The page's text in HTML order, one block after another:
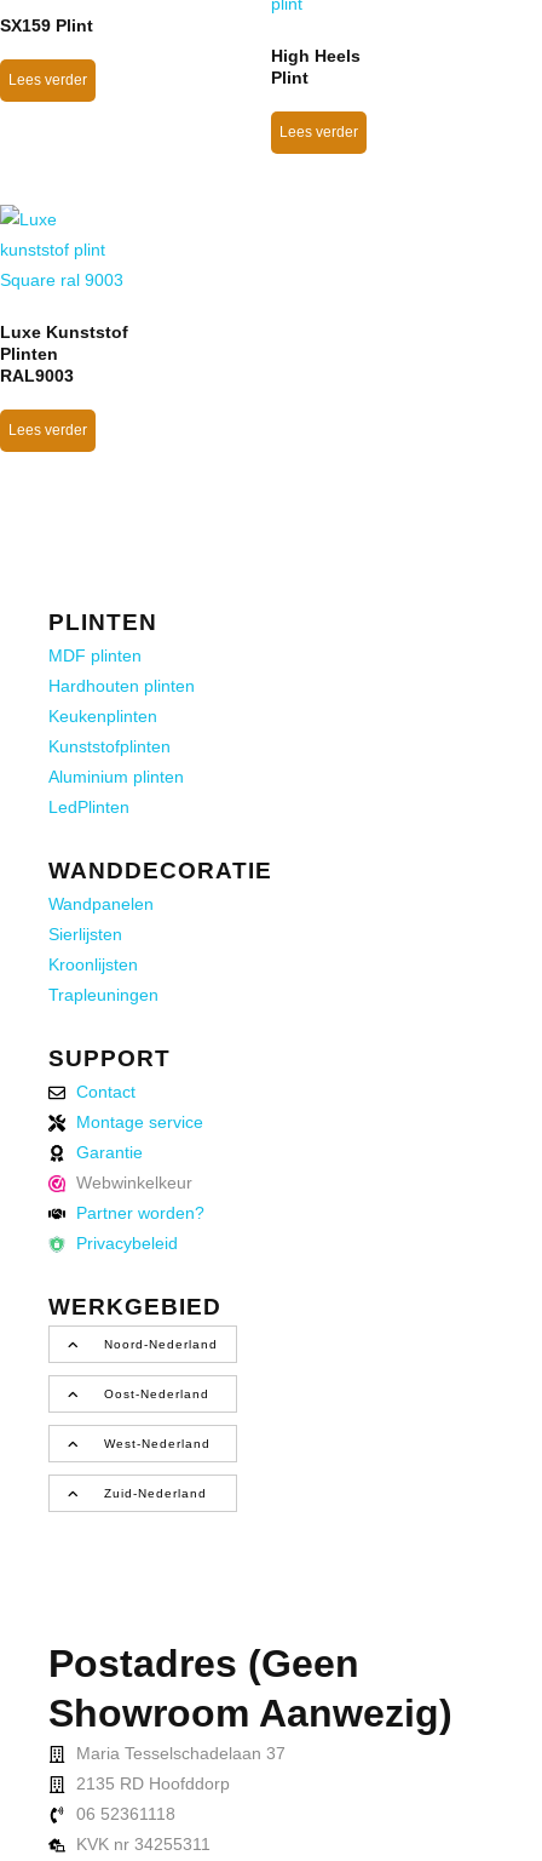
SX159 Plint
Lees verder
High Heels
Plint
Lees verder
Luxe Kunststof
Plinten
RAL9003
Lees verder
PLINTEN
MDF plinten
Hardhouten plinten
Keukenplinten
Kunststofplinten
Aluminium plinten
LedPlinten
WANDDECORATIE
Wandpanelen
Sierlijsten
Kroonlijsten
Trapleuningen
SUPPORT
Contact
Montage service
Garantie
Webwinkelkeur
Partner worden?
Privacybeleid
WERKGEBIED
Noord-Nederland
Oost-Nederland
West-Nederland
Zuid-Nederland
Postadres (geen
Showroom Aanwezig)
Maria Tesselschadelaan 37
2135 RD Hoofddorp
06 52361118
KVK nr 34255311